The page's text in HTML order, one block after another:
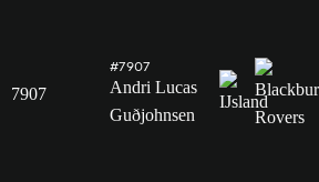
7907
#7907
Andri Lucas
Guðjohnsen